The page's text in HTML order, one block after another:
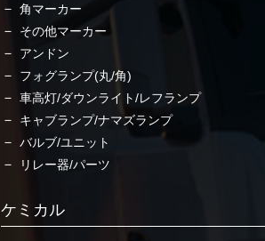
角マーカー
その他マーカー
アンドン
フォグランプ(丸/角)
車高灯/ダウンライト/レフランプ
キャブランプ/ナマズランプ
バルブ/ユニット
リレー器/パーツ
ケミカル